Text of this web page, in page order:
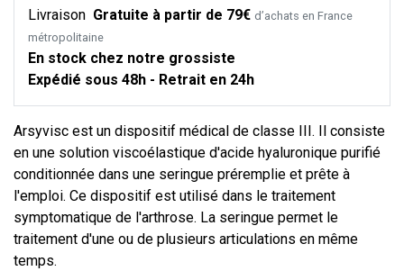
Livraison Gratuite à partir de 79€ d’achats en France
métropolitaine
En stock chez notre grossiste
Expédié sous 48h - Retrait en 24h
Arsyvisc est un dispositif médical de classe III. Il consiste
en une solution viscoélastique d'acide hyaluronique purifié
conditionnée dans une seringue préremplie et prête à
l'emploi. Ce dispositif est utilisé dans le traitement
symptomatique de l'arthrose. La seringue permet le
traitement d'une ou de plusieurs articulations en même
temps.